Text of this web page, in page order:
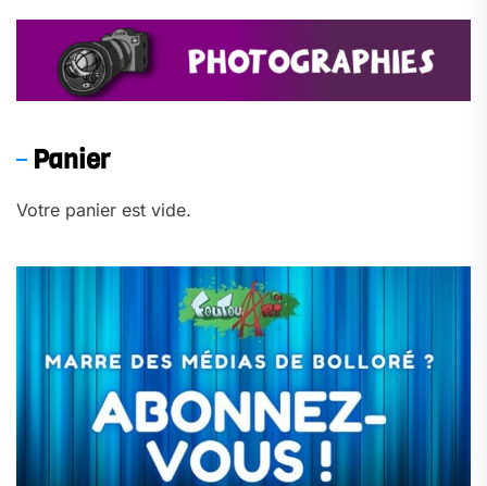
Panier
Votre panier est vide.